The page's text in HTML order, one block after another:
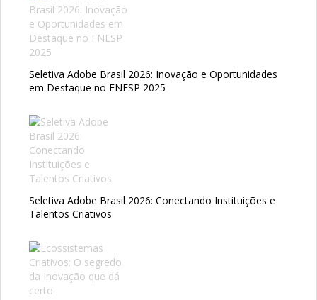
Seletiva Adobe Brasil 2026: Inovação e Oportunidades
em Destaque no FNESP 2025
Seletiva Adobe Brasil 2026: Conectando Instituições e
Talentos Criativos